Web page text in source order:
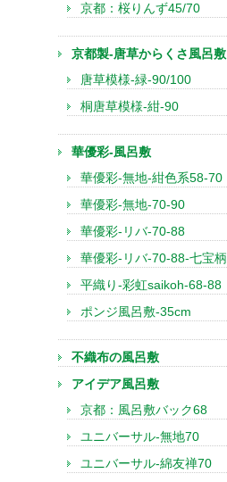
京都：桜りんず45/70
京都製-唐草からくさ風呂敷
唐草模様-緑-90/100
桐唐草模様-紺-90
華優彩-風呂敷
華優彩-無地-紺色系58-70
華優彩-無地-70-90
華優彩-リバ-70-88
華優彩-リバ-70-88-七宝柄
平織り-彩虹saikoh-68-88
ポンジ風呂敷-35cm
不織布の風呂敷
アイデア風呂敷
京都：風呂敷バック68
ユニバーサル-無地70
ユニバーサル-綿友禅70